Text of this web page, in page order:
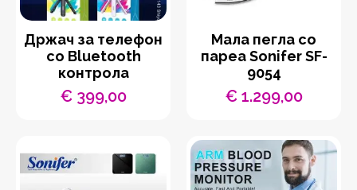
Држач за телефон
со Bluetooth
контрола
€399,00
Мала пегла со
пареа Sonifer SF-
9054
€1.299,00